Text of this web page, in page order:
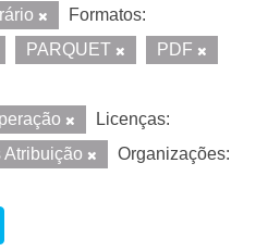
Formatos:
PARQUET
PDF
Licenças:
Atribuição
Organizações: